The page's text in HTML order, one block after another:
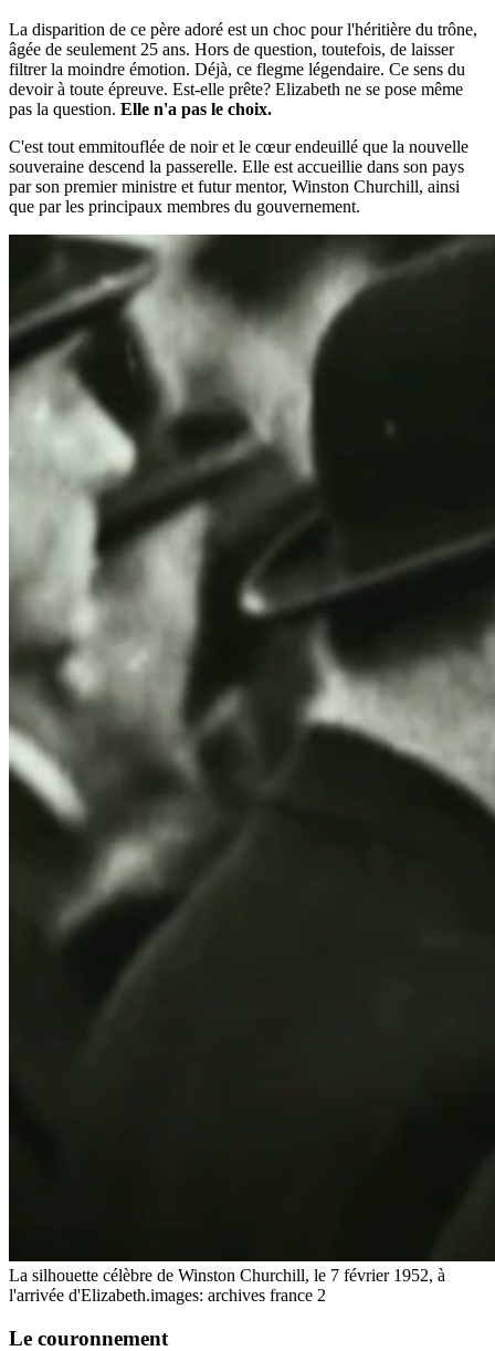
La disparition de ce père adoré est un choc pour l'héritière du trône,
âgée de seulement 25 ans. Hors de question, toutefois, de laisser
filtrer la moindre émotion. Déjà, ce flegme légendaire. Ce sens du
devoir à toute épreuve. Est-elle prête? Elizabeth ne se pose même
pas la question. Elle n'a pas le choix.
C'est tout emmitouflée de noir et le cœur endeuillé que la nouvelle
souveraine descend la passerelle. Elle est accueillie dans son pays
par son premier ministre et futur mentor, Winston Churchill, ainsi
que par les principaux membres du gouvernement.
La silhouette célèbre de Winston Churchill, le 7 février 1952, à
l'arrivée d'Elizabeth.images: archives france 2
Le couronnement